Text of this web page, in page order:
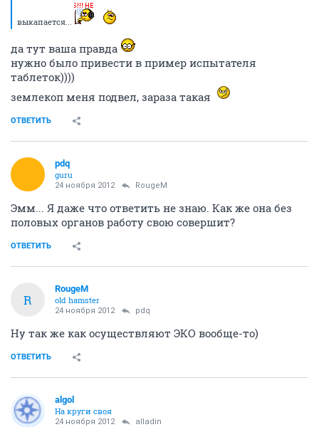
выкапается...
да тут ваша правда
нужно было привести в пример испытателя
таблеток))))
землекоп меня подвел, зараза такая
ОТВЕТИТЬ
pdq
guru
24 ноября 2012 RougeM
Эмм... Я даже что ответить не знаю. Как же она без
половых органов работу свою совершит?
ОТВЕТИТЬ
R
RougeM
old hamster
24 ноября 2012 pdq
Ну так же как осуществляют ЭКО вообще-то)
ОТВЕТИТЬ
algol
На круги своя
24 ноября 2012 alladin